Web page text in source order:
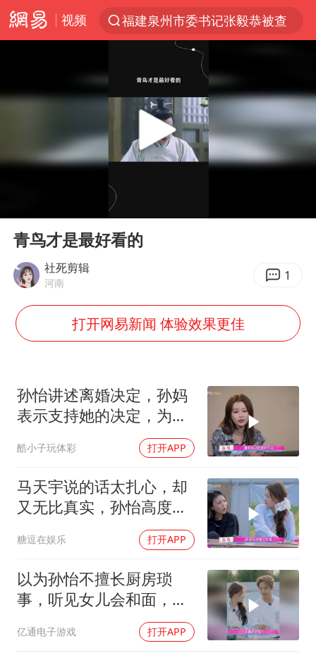
视频
福建泉州市委书记张毅恭被查
台风白海豚已进入24小时警戒线
“秋天的第一杯奶茶”6岁了
38岁演员求职万岁山NPC成功
美股存储板块集体大跌
中巨芯：上半年归母净利润1405.77万元
百花奖开幕式
胡彦斌韩磊 谁帮谁
夯实基础开新局
Play
青鸟才是最好看的
社死剪辑
河南 1
打开网易新闻 体验效果更佳
孙怡讲述离婚决定，孙妈
表示支持她的决定，为她
酷小子玩体彩 打开APP
马天宇说的话太扎心，却
又无比真实，孙怡高度赞
糖逗在娱乐 打开APP
以为孙怡不擅长厨房琐
事，听见女儿会和面，妈
亿通电子游戏 打开APP